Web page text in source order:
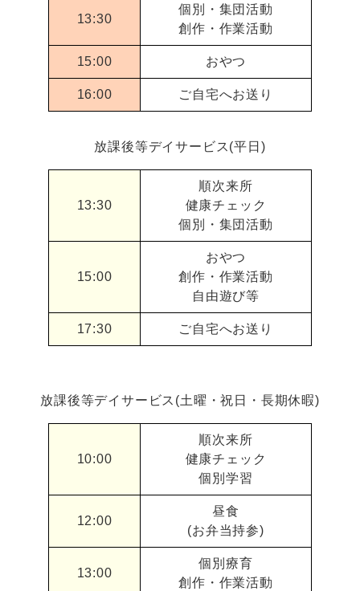
13:30
個別・集団活動
創作・作業活動
15:00 おやつ
16:00 ご自宅へお送り
放課後等デイサービス(平日)
13:30
順次来所
健康チェック
個別・集団活動
15:00
おやつ
創作・作業活動
自由遊び等
17:30 ご自宅へお送り
放課後等デイサービス(土曜・祝日・長期休暇)
10:00
順次来所
健康チェック
個別学習
12:00
昼食
(お弁当持参)
13:00
個別療育
創作・作業活動